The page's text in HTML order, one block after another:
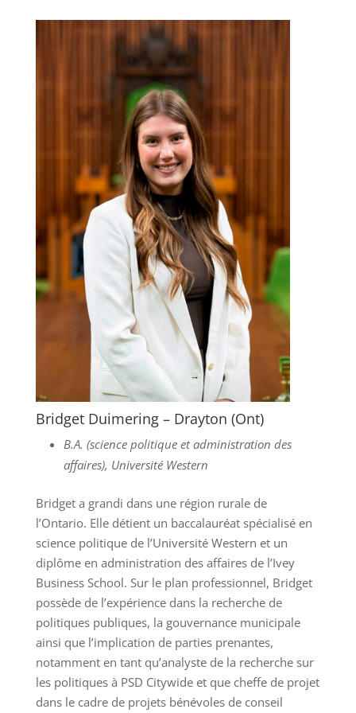
Bridget Duimering – Drayton (Ont)
B.A. (science politique et administration des
affaires), Université Western
Bridget a grandi dans une région rurale de
l’Ontario. Elle détient un baccalauréat spécialisé en
science politique de l’Université Western et un
diplôme en administration des affaires de l’Ivey
Business School. Sur le plan professionnel, Bridget
possède de l’expérience dans la recherche de
politiques publiques, la gouvernance municipale
ainsi que l’implication de parties prenantes,
notamment en tant qu’analyste de la recherche sur
les politiques à PSD Citywide et que cheffe de projet
dans le cadre de projets bénévoles de conseil